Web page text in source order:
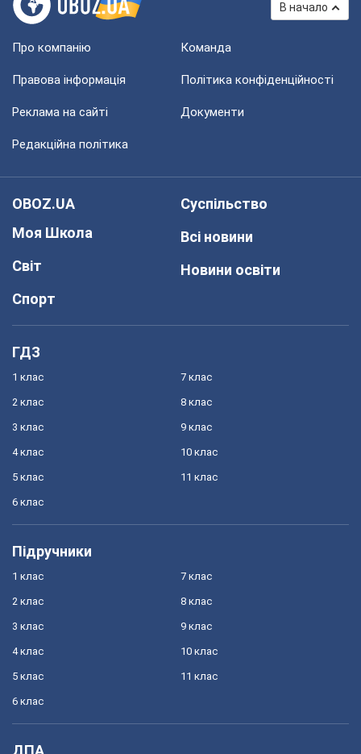
В начало
Про компанію Команда
Правова інформація Політика конфіденційності
Реклама на сайті Документи
Редакційна політика
OBOZ.UA
Моя Школа
Світ
Спорт
Суспільство
Всі новини
Новини освіти
ГДЗ
1 клас
2 клас
3 клас
4 клас
5 клас
6 клас
7 клас
8 клас
9 клас
10 клас
11 клас
Підручники
1 клас
2 клас
3 клас
4 клас
5 клас
6 клас
7 клас
8 клас
9 клас
10 клас
11 клас
ДПА